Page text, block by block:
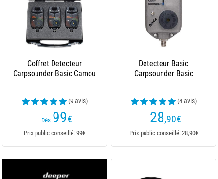
Coffret Detecteur
Carpsounder Basic Camou
(9 avis)
Dès 99€
Prix public conseillé: 99€
Detecteur Basic
Carpsounder Basic
(4 avis)
28,90€
Prix public conseillé: 28,90€